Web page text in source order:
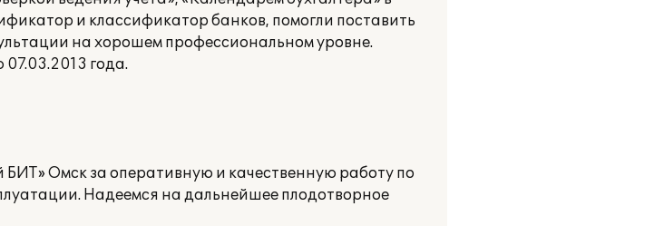
и классификатор банков, помогли поставить
на хорошем профессиональном уровне.
года.
Омск за оперативную и качественную работу по
Надеемся на дальнейшее плодотворное